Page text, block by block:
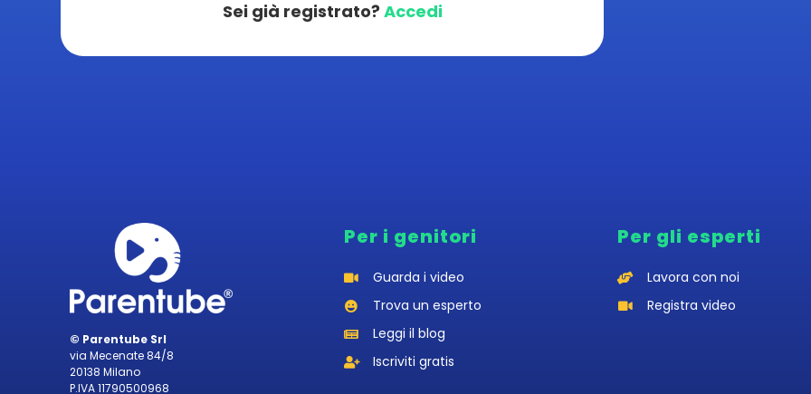
Sei già registrato? Accedi
© Parentube Srl
via Mecenate 84/8
20138 Milano
P.IVA 11790500968
Per i genitori
Guarda i video
Trova un esperto
Leggi il blog
Iscriviti gratis
Per gli esperti
Lavora con noi
Registra video